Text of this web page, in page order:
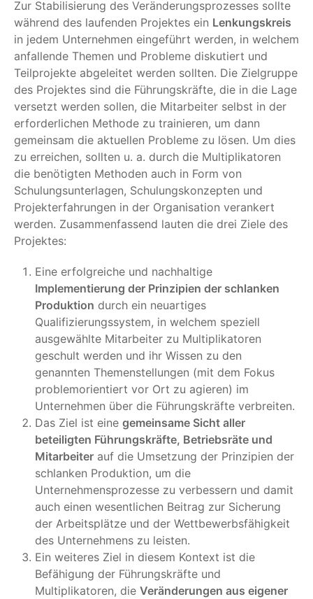
Zur Stabilisierung des Veränderungsprozesses sollte
während des laufenden Projektes ein Lenkungskreis
in jedem Unternehmen eingeführt werden, in welchem
anfallende Themen und Probleme diskutiert und
Teilprojekte abgeleitet werden sollten. Die Zielgruppe
des Projektes sind die Führungskräfte, die in die Lage
versetzt werden sollen, die Mitarbeiter selbst in der
erforderlichen Methode zu trainieren, um dann
gemeinsam die aktuellen Probleme zu lösen. Um dies
zu erreichen, sollten u. a. durch die Multiplikatoren
die benötigten Methoden auch in Form von
Schulungsunterlagen, Schulungskonzepten und
Projekterfahrungen in der Organisation verankert
werden. Zusammenfassend lauten die drei Ziele des
Projektes:
Eine erfolgreiche und nachhaltige
Implementierung der Prinzipien der schlanken
Produktion durch ein neuartiges
Qualifizierungssystem, in welchem speziell
ausgewählte Mitarbeiter zu Multiplikatoren
geschult werden und ihr Wissen zu den
genannten Themenstellungen (mit dem Fokus
problemorientiert vor Ort zu agieren) im
Unternehmen über die Führungskräfte verbreiten.
Das Ziel ist eine gemeinsame Sicht aller
beteiligten Führungskräfte, Betriebsräte und
Mitarbeiter auf die Umsetzung der Prinzipien der
schlanken Produktion, um die
Unternehmensprozesse zu verbessern und damit
auch einen wesentlichen Beitrag zur Sicherung
der Arbeitsplätze und der Wettbewerbsfähigkeit
des Unternehmens zu leisten.
Ein weiteres Ziel in diesem Kontext ist die
Befähigung der Führungskräfte und
Multiplikatoren, die Veränderungen aus eigener